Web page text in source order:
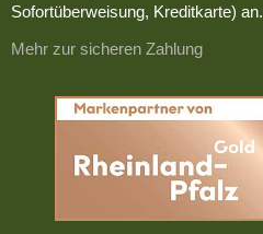
Sofortüberweisung, Kreditkarte) an.
Mehr zur sicheren Zahlung